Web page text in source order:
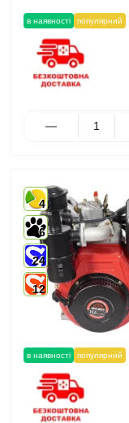
в наявності популярний
в наявності популярний
4
6
24
12